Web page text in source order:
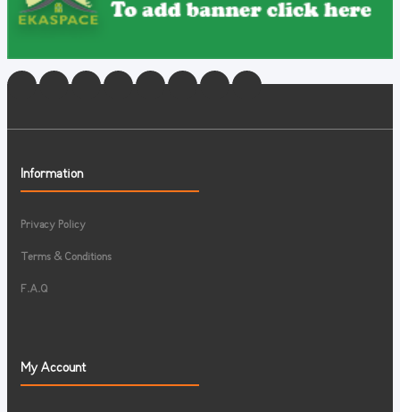
Information
Privacy Policy
Terms & Conditions
F.A.Q
My Account